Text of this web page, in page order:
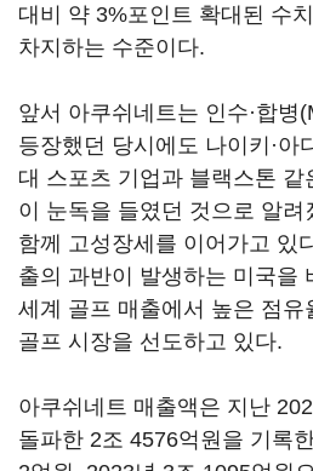
대비 약 3%포인트 확대된 수
차지하는 수준이다.
앞서 아쿠쉬네트는 인수·합병
등장했던 당시에도 나이키·아
대 스포츠 기업과 블랙스톤
이 눈독을 들였던 것으로 알
함께 고성장세를 이어가고 있
출의 과반이 발생하는 미국을
세계 골프 매출에서 높은 점유
골프 시장을 선도하고 있다.
아쿠쉬네트 매출액은 지난
돌파한 2조 4576억원을 기록